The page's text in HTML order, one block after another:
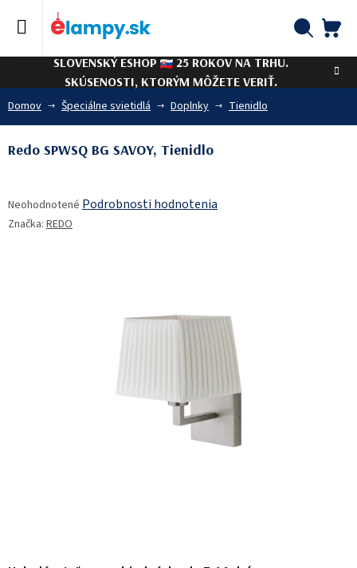
SLOVENSKÝ ESHOP
25 ROKOV NA TRHU.
SKÚSENOSTI, KTORÝM MÔŽETE VERIŤ.
Domov Špeciálne svietidlá Doplnky Tienidlo
Redo SPWSQ BG SAVOY, Tienidlo
hodnotenie
produktu
Neohodnotené Podrobnosti hodnotenia
Značka: REDO